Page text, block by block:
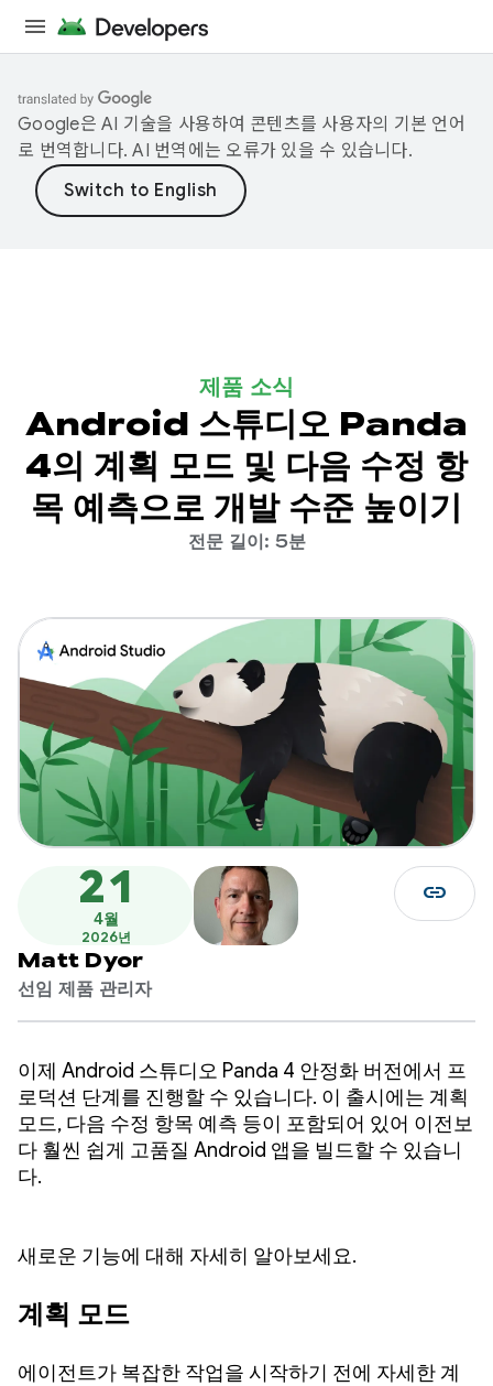
Google은 AI 기술을 사용하여 콘텐츠를 사용자의 기본 언어
로 번역합니다. AI 번역에는 오류가 있을 수 있습니다.
제품 소식
Android 스튜디오 Panda
4의 계획 모드 및 다음 수정 항
목 예측으로 개발 수준 높이기
전문 길이: 5분
21
4월
2026년
Matt Dyor
선임 제품 관리자
link
이제 Android 스튜디오 Panda 4 안정화 버전에서 프
로덕션 단계를 진행할 수 있습니다. 이 출시에는 계획
모드, 다음 수정 항목 예측 등이 포함되어 있어 이전보
다 훨씬 쉽게 고품질 Android 앱을 빌드할 수 있습니
다.
새로운 기능에 대해 자세히 알아보세요.
계획 모드
에이전트가 복잡한 작업을 시작하기 전에 자세한 계